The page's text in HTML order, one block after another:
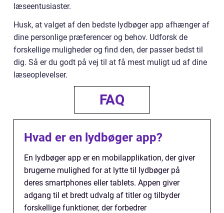
læseentusiaster.
Husk, at valget af den bedste lydbøger app afhænger af
dine personlige præferencer og behov. Udforsk de
forskellige muligheder og find den, der passer bedst til
dig. Så er du godt på vej til at få mest muligt ud af dine
læseoplevelser.
FAQ
Hvad er en lydbøger app?
En lydbøger app er en mobilapplikation, der giver
brugerne mulighed for at lytte til lydbøger på
deres smartphones eller tablets. Appen giver
adgang til et bredt udvalg af titler og tilbyder
forskellige funktioner, der forbedrer